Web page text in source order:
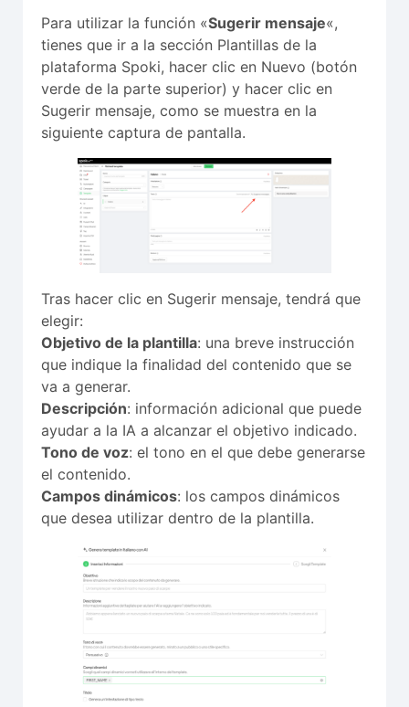
Para utilizar la función «Sugerir mensaje«,
tienes que ir a la sección Plantillas de la
plataforma Spoki, hacer clic en Nuevo (botón
verde de la parte superior) y hacer clic en
Sugerir mensaje, como se muestra en la
siguiente captura de pantalla.
Tras hacer clic en Sugerir mensaje, tendrá que
elegir:
Objetivo de la plantilla: una breve instrucción
que indique la finalidad del contenido que se
va a generar.
Descripción: información adicional que puede
ayudar a la IA a alcanzar el objetivo indicado.
Tono de voz: el tono en el que debe generarse
el contenido.
Campos dinámicos: los campos dinámicos
que desea utilizar dentro de la plantilla.